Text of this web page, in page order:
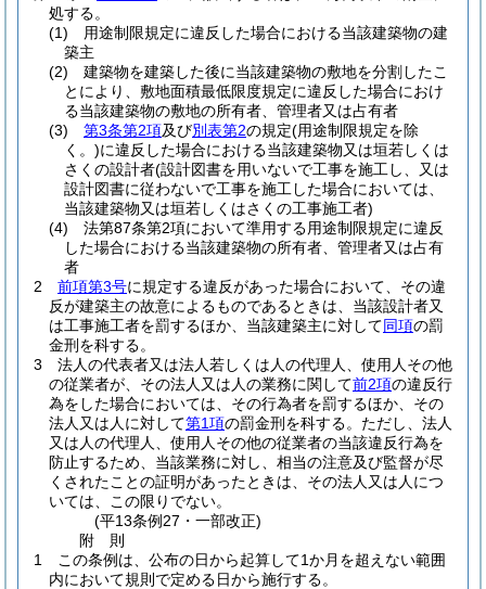
処する。
(1)
用途制限規定に違反した場合における当該建築物の建
築主
(2)
建築物を建築した後に当該建築物の敷地を分割したこ
とにより、敷地面積最低限度規定に違反した場合におけ
る当該建築物の敷地の所有者、管理者又は占有者
(3)
第3条第2項及び別表第2の規定(用途制限規定を除
く。)に違反した場合における当該建築物又は垣若しくは
さくの設計者(設計図書を用いないで工事を施工し、又は
設計図書に従わないで工事を施工した場合においては、
当該建築物又は垣若しくはさくの工事施工者)
(4)
法第87条第2項において準用する用途制限規定に違反
した場合における当該建築物の所有者、管理者又は占有
者
2
前項第3号に規定する違反があった場合において、その違
反が建築主の故意によるものであるときは、当該設計者又
は工事施工者を罰するほか、当該建築主に対して同項の罰
金刑を科する。
3
法人の代表者又は法人若しくは人の代理人、使用人その他
の従業者が、その法人又は人の業務に関して前2項の違反行
為をした場合においては、その行為者を罰するほか、その
法人又は人に対して第1項の罰金刑を科する。 ただし、法人
又は人の代理人、使用人その他の従業者の当該違反行為を
防止するため、当該業務に対し、相当の注意及び監督が尽
くされたことの証明があったときは、その法人又は人につ
いては、この限りでない。
(平13条例27・一部改正)
附 則
1
この条例は、公布の日から起算して1か月を超えない範囲
内において規則で定める日から施行する。